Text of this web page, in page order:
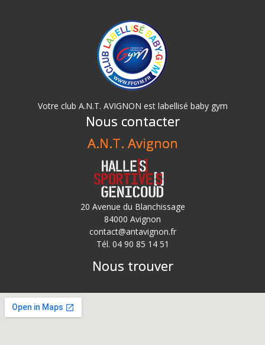
Votre club A.N.T. AVIGNON est labellisé baby gym
Nous contacter
A.N.T. Avignon
20 Avenue du Blanchissage
84000 Avignon
contact@antavignon.fr
Tél. 04 90 85 14 51
Nous trouver